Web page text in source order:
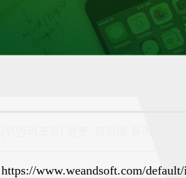
https://www.weandsoft.com/